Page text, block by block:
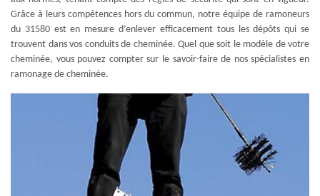
Grâce à leurs compétences hors du commun, notre équipe de ramoneurs
du 31580 est en mesure d’enlever efficacement tous les dépôts qui se
trouvent dans vos conduits de cheminée. Quel que soit le modèle de votre
cheminée, vous pouvez compter sur le savoir-faire de nos spécialistes en
ramonage de cheminée.